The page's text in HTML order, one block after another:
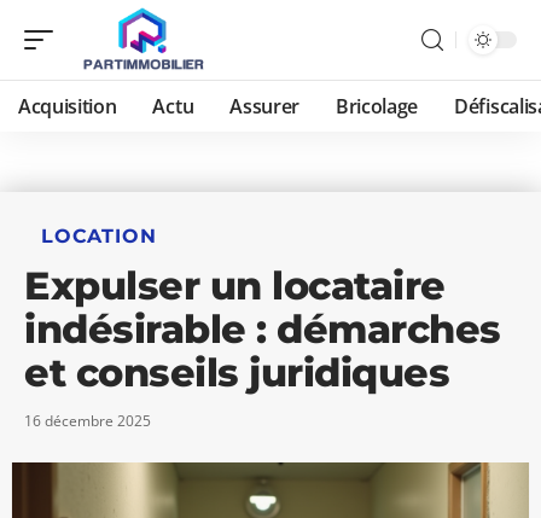
Acquisition Actu Assurer Bricolage
LOCATION
Expulser un locataire
indésirable : démarches
et conseils juridiques
16 décembre 2025